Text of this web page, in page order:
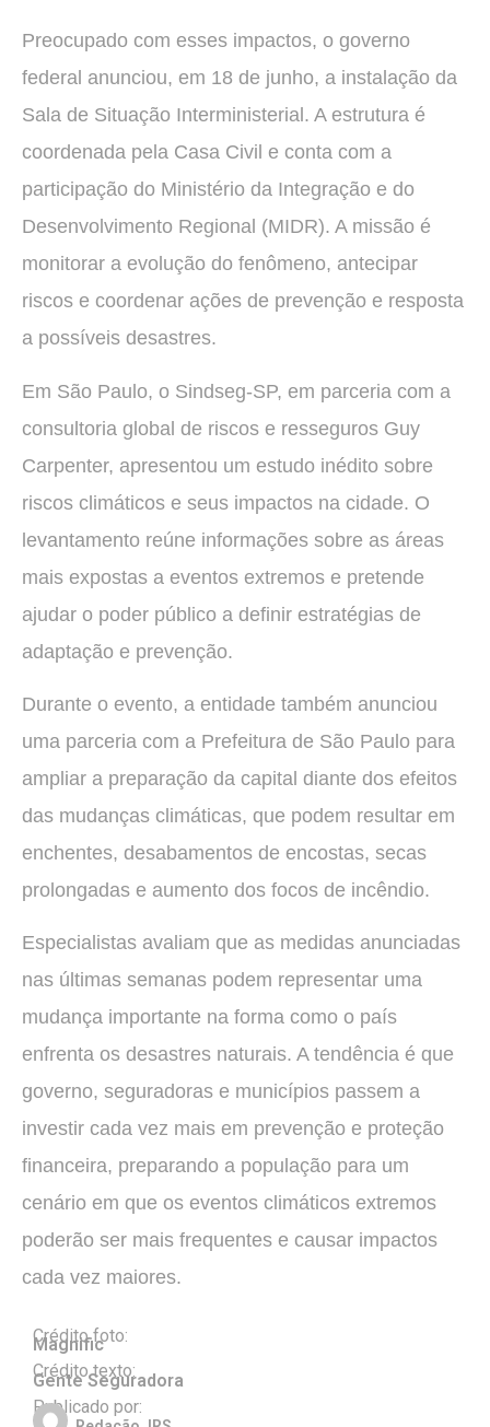
Preocupado com esses impactos, o governo
federal anunciou, em 18 de junho, a instalação da
Sala de Situação Interministerial. A estrutura é
coordenada pela Casa Civil e conta com a
participação do Ministério da Integração e do
Desenvolvimento Regional (MIDR). A missão é
monitorar a evolução do fenômeno, antecipar
riscos e coordenar ações de prevenção e resposta
a possíveis desastres.
Em São Paulo, o Sindseg-SP, em parceria com a
consultoria global de riscos e resseguros Guy
Carpenter, apresentou um estudo inédito sobre
riscos climáticos e seus impactos na cidade. O
levantamento reúne informações sobre as áreas
mais expostas a eventos extremos e pretende
ajudar o poder público a definir estratégias de
adaptação e prevenção.
Durante o evento, a entidade também anunciou
uma parceria com a Prefeitura de São Paulo para
ampliar a preparação da capital diante dos efeitos
das mudanças climáticas, que podem resultar em
enchentes, desabamentos de encostas, secas
prolongadas e aumento dos focos de incêndio.
Especialistas avaliam que as medidas anunciadas
nas últimas semanas podem representar uma
mudança importante na forma como o país
enfrenta os desastres naturais. A tendência é que
governo, seguradoras e municípios passem a
investir cada vez mais em prevenção e proteção
financeira, preparando a população para um
cenário em que os eventos climáticos extremos
poderão ser mais frequentes e causar impactos
cada vez maiores.
Crédito foto:
Magnific
Crédito texto:
Gente Seguradora
Publicado por: